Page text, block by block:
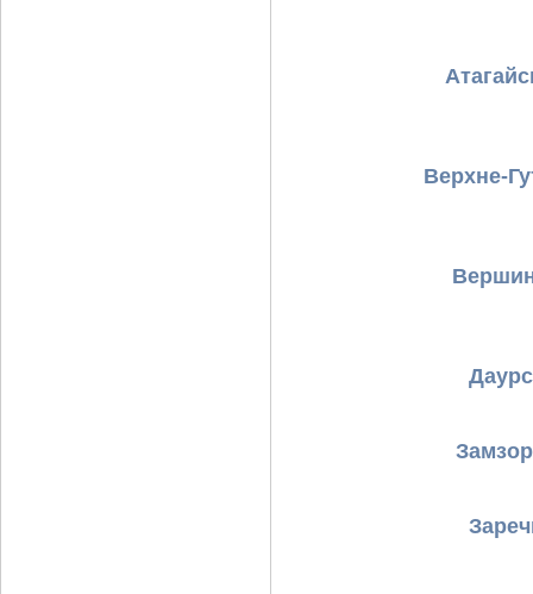
Верхне-